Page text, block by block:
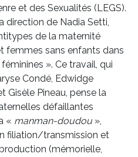
et des Sexualités (LEGS).
direction de Nadia Setti,
de la maternité
femmes sans enfants dans
». Ce travail, qui
Condé, Edwidge
Gisèle Pineau, pense la
défaillantes
« manman-doudou»,
filiation/transmission et
(mémorielle,